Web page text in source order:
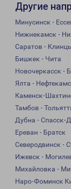
Другие
Минусинск -
Нижнекамск -
Саратов -
Бишкек - Чита
Новочеркасск -
Ялта -
Каменск-
Тамбов -
Дубна - Спасск-
Ереван - Братск
Северодвинск -
Ижевск -
Михайловка -
Наро-Фоминск